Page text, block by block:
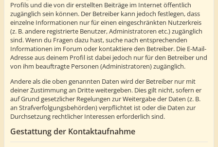
Profils und die von dir erstellten Beiträge im Internet öffentlich
zugänglich sein können. Der Betreiber kann jedoch festlegen, dass
einzelne Informationen nur für einen eingeschränkten Nutzerkreis
(z. B. andere registrierte Benutzer, Administratoren etc.) zugänglich
sind. Wenn du Fragen dazu hast, suche nach entsprechenden
Informationen im Forum oder kontaktiere den Betreiber. Die E-Mail-
Adresse aus deinem Profil ist dabei jedoch nur für den Betreiber und
von ihm beauftragte Personen (Administratoren) zugänglich.
Andere als die oben genannten Daten wird der Betreiber nur mit
deiner Zustimmung an Dritte weitergeben. Dies gilt nicht, sofern er
auf Grund gesetzlicher Regelungen zur Weitergabe der Daten (z. B.
an Strafverfolgungsbehörden) verpflichtet ist oder die Daten zur
Durchsetzung rechtlicher Interessen erforderlich sind.
Gestattung der Kontaktaufnahme